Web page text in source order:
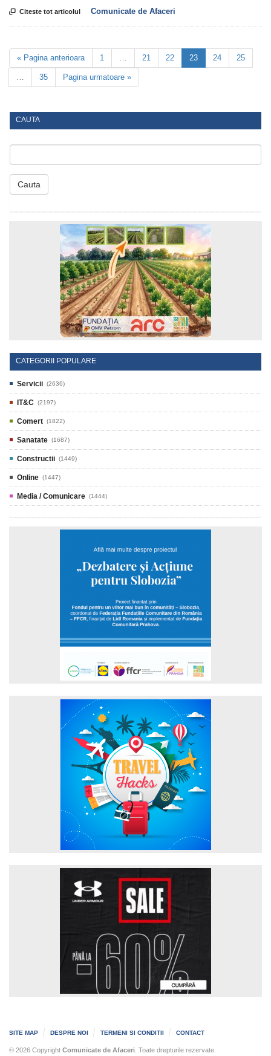
 Citeste tot articolul Comunicate de Afaceri
« Pagina anterioara 1 … 21 22 23 24 25
… 35 Pagina urmatoare »
CAUTA
Cauta
CATEGORII POPULARE
Servicii (2636)
IT&C (2197)
Comert (1822)
Sanatate (1687)
Constructii (1449)
Online (1447)
Media / Comunicare (1444)
SITE MAP DESPRE NOI TERMENI SI CONDITII CONTACT
© 2026 Copyright Comunicate de Afaceri . Toate drepturile rezervate.